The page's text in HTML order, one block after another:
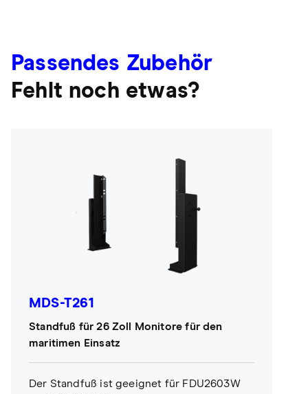
Passendes Zubehör
Fehlt noch etwas?
MDS-T261
Standfuß für 26 Zoll Monitore für den
maritimen Einsatz
Der Standfuß ist geeignet für FDU2603W